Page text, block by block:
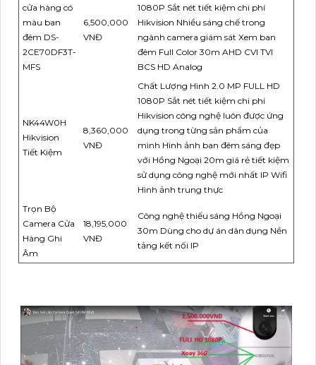
cửa hàng có
màu ban
đêm DS-
2CE70DF3T-
MFS
6,500,000
VNĐ
1080P Sắt nét tiết kiệm chi phí
Hikvision Nhiều sáng chế trong
ngành camera giám sát Xem ban
đêm Full Color 30m AHD CVI TVI
BCS HD Analog
NK44W0H
Hikvision
Tiết Kiệm
8,360,000
VNĐ
Chất Lượng Hình 2.0 MP FULL HD
1080P Sắt nét tiết kiệm chi phí
Hikvision công nghệ luôn được ứng
dụng trong từng sản phẩm của
mình Hình ảnh ban đêm sáng đẹp
với Hồng Ngoại 20m giá rẻ tiết kiệm
sử dụng công nghệ mới nhất IP Wifi
Hình ảnh trung thực
Trọn Bộ
Camera Cửa
Hàng Ghi
Âm
18,195,000
VNĐ
Công nghệ thiếu sáng Hồng Ngoại
30m Dùng cho dự án dân dụng Nền
tảng kết nối IP